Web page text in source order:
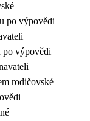
po výpovědi
po výpovědi
rodičovské